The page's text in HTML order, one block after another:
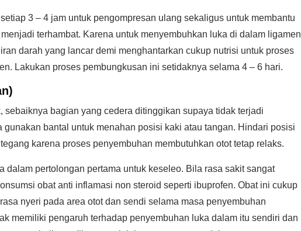
3 – 4 jam untuk pengompresan ulang sekaligus untuk membantu
terhambat. Karena untuk menyembuhkan luka di dalam ligamen
darah yang lancar demi menghantarkan cukup nutrisi untuk proses
Lakukan proses pembungkusan ini setidaknya selama 4 – 6 hari.
sebaiknya bagian yang cedera ditinggikan supaya tidak terjadi
gunakan bantal untuk menahan posisi kaki atau tangan. Hindari posisi
karena proses penyembuhan membutuhkan otot tetap relaks.
dalam pertolongan pertama untuk keseleo. Bila rasa sakit sangat
obat anti inflamasi non steroid seperti ibuprofen. Obat ini cukup
nyeri pada area otot dan sendi selama masa penyembuhan
memiliki pengaruh terhadap penyembuhan luka dalam itu sendiri dan